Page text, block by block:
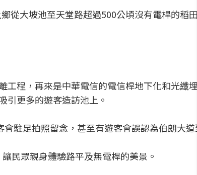
大坡池至天堂路超過500公頃沒有電桿的
程，再來是中華電信的電信桿地下化和光
引更多的遊客造訪池上。
駐足拍照留念，甚至有遊客會誤認為伯朗大
民眾親身體驗路平及無電桿的美景。